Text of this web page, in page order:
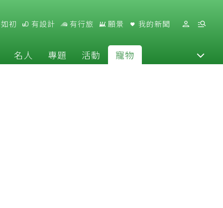
初 有設計 有行旅 願景 我的新聞
名人 專題 活動 寵物